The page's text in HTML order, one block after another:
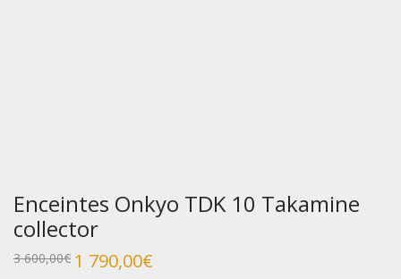
Enceintes Onkyo TDK 10 Takamine
collector
3 600,00€ Le
prix
1 790,00€